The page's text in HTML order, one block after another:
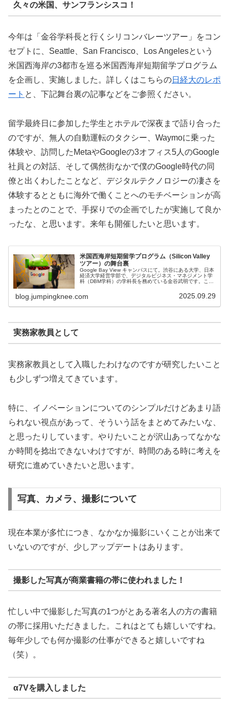
久々の米国、サンフランシスコ！
今年は「金谷学科長と行くシリコンバレーツアー」をコン
セプトに、Seattle、San Francisco、Los Angelesという
米国西海岸の3都市を巡る米国西海岸短期留学プログラム
を企画し、実施しました。詳しくはこちらの日経大のレポ
ート と、下記舞台裏の記事などをご参照ください。
留学最終日に参加した学生とホテルで深夜まで語り合った
のですが、無人の自動運転のタクシー、Waymoに乗った
体験や、訪問したMetaやGoogleの3オフィス5人のGoogle
社員との対話、そして偶然街なかで僕のGoogle時代の同
僚と出くわしたことなど、デジタルテクノロジーの凄さを
体験するとともに海外で働くことへのモチベーションが高
まったとのことで、手探りでの企画でしたが実施して良か
ったな、と思います。来年も開催したいと思います。
米国西海岸短期留学プログラム（Silicon Valley
ツアー）の舞台裏
Google Bay View キャンパスにて。渋谷にある大学、日本
経済大学経営学部で、デジタルビジネス・マネジメント学
科（DBM学科）の学科長を務めている金谷武明です。この
blog.jumpingknee.com 2025.09.29
実務家教員として
実務家教員として入職したわけなのですが研究したいこと
も少しずつ増えてきています。
特に、イノベーションについてのシンプルだけどあまり語
られない視点があって、そういう話をまとめてみたいな、
と思ったりしています。やりたいことが沢山あってなかな
か時間を捻出できないわけですが、時間のある時に考えを
研究に進めていきたいと思います。
写真、カメラ、撮影について
現在本業が多忙につき、なかなか撮影にいくことが出来て
いないのですが、少しアップデートはあります。
撮影した写真が商業書籍の帯に使われました！
忙しい中で撮影した写真の1つがとある著名人の方の書籍
の帯に採用いただきました。これはとても嬉しいですね。
毎年少しでも何か撮影の仕事ができると嬉しいですね
（笑）。
α7Vを購入しました